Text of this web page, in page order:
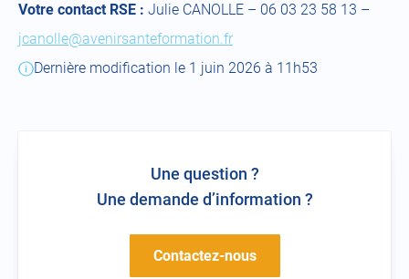
Votre contact RSE : Julie CANOLLE – 06 03 23 58 13 –
jcanolle@avenirsanteformation.fr
Dernière modification le 1 juin 2026 à 11h53
Une question ?
Une demande d’information ?
Contactez-nous